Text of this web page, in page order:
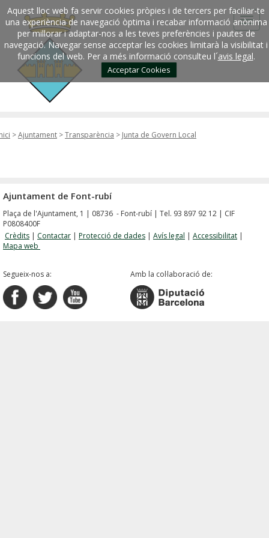
Aquest lloc web fa servir cookies pròpies i de tercers per faciliar-te
una experiència de navegació òptima i recabar informació anònima
per millorar i adaptar-nos a les teves preferències i pautes de
navegació. Navegar sense acceptar les cookies limitarà la visibilitat i
funcions del web. Per a més informació consulteu l´avis legal.
Acceptar Cookies
>Ajuntament >Transparència > Junta de Govern Local
Ajuntament de Font-rubí
Plaça de l'Ajuntament, 1 | 08736 - Font-rubí | Tel. 93 897 92 12 | CIF
P0808400F
Crèdits | Contactar | Protecció de dades | Avís legal | Accessibilitat |
Mapa web
Segueix-nos a: Amb la col·laboració de: